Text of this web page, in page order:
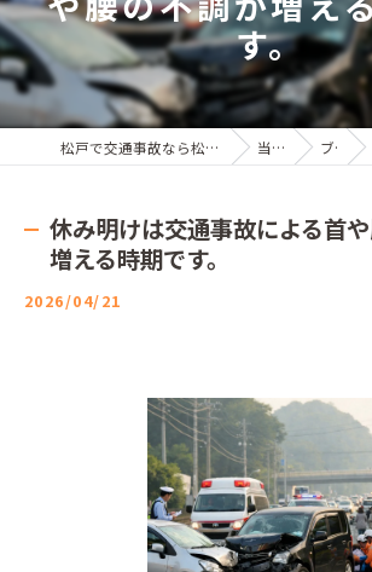
す。
松戸で交通事故なら松戸新田ファミリー整骨院 交通事故治療専門 当院の特徴 ブログ
休み明けは交通事故による首
増える時期です。
2026/04/21